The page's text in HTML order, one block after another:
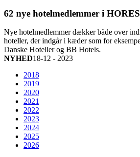
62 nye hotelmedlemmer i
Nye hotelmedlemmer dækker både over
hoteller, der indgår i kæder som for
Danske Hoteller og BB Hotels.
NYHED18-12 - 2023
2018
2019
2020
2021
2022
2023
2024
2025
2026